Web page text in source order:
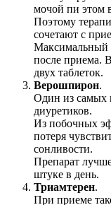
мочой пи этом
Поэтому
сочетают с
Максимальный
после приема.
двух таблеток.
Верошпирон.
Один из самых
диуретиков.
Из побочных
потеря
сонливости.
Препарат
штуке в день.
Триамтерен.
При приеме